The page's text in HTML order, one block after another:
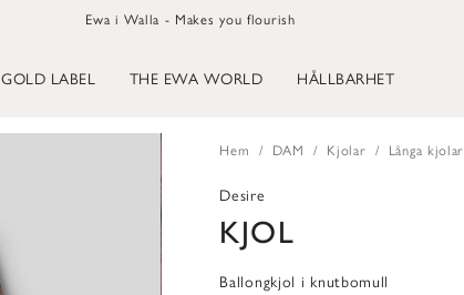
Ewa i Walla - Makes you flourish
GOLD LABEL THE EWA WORLD HÅLLBARHET
Hem DAM Kjolar Långa kjolar
Desire
KJOL
Ballongkjol i knutbomull